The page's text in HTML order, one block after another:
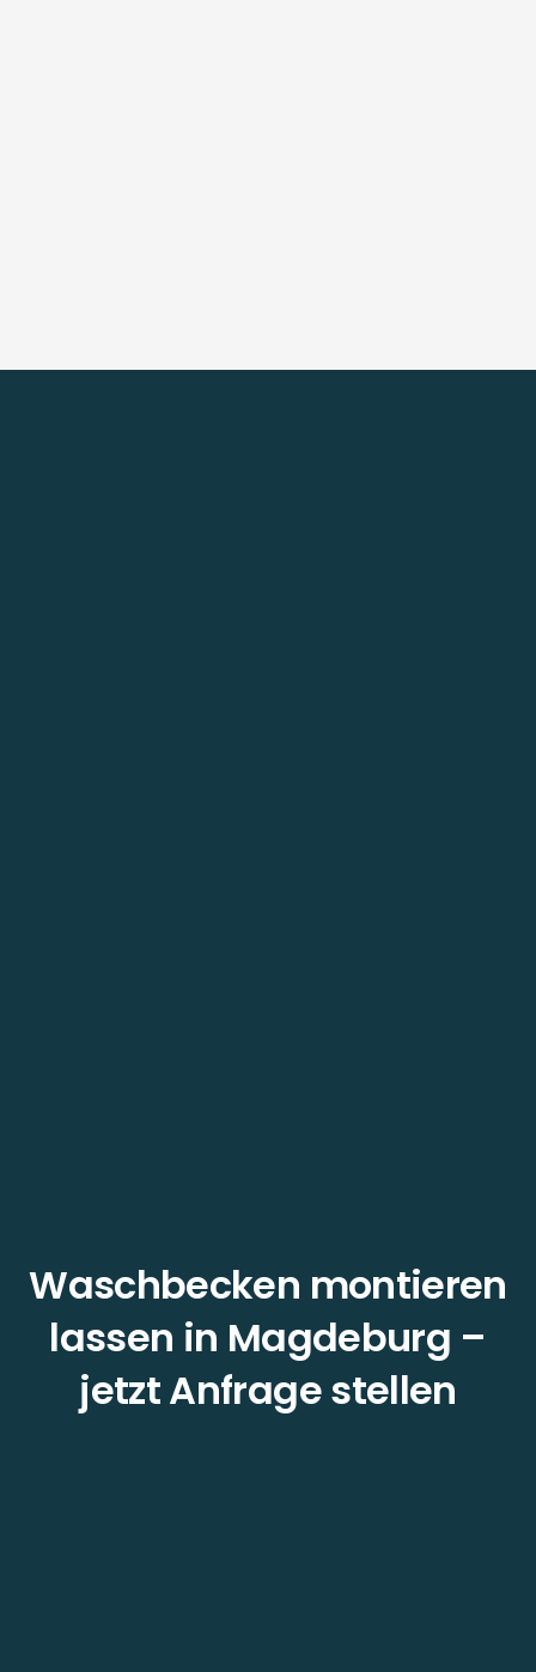
Waschbecken montieren
lassen in Magdeburg –
jetzt Anfrage stellen